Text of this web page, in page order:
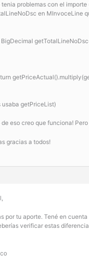
tenia problemas con el
en MInvoceLine
return
usaba getPriceList)
de eso creo que funciona!
gracias a todos!
por tu aporte. Tené en
verificar estas